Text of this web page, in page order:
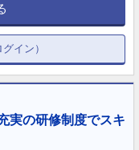
イン）
実の研修制度でスキ